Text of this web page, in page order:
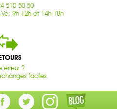
510 50 50
9h-12h et 14h-18h
erreur ?
faciles.